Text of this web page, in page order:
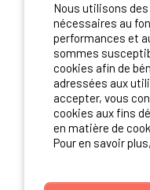
NOS
Nous utilisons
nécessaires au
performances et
sommes
cookies afin de
adressées aux
accepter, vous
cookies aux fins
en matière de
Pour en savoir